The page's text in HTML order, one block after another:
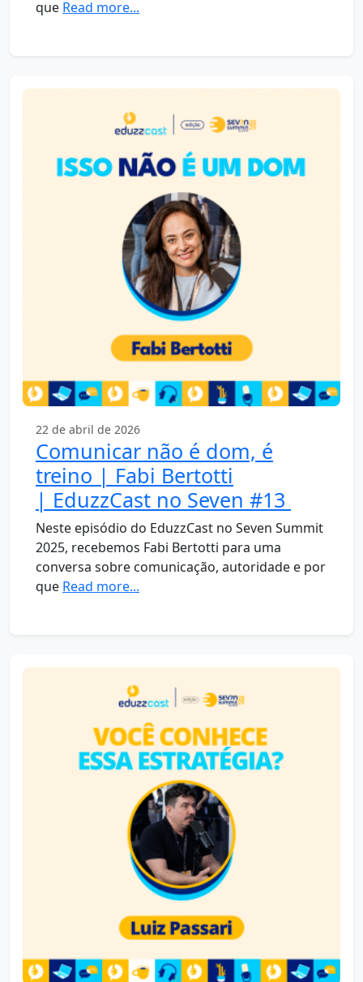
que Read more...
22 de abril de 2026
Comunicar não é dom, é
treino | Fabi Bertotti
| EduzzCast no Seven #13
Neste episódio do EduzzCast no Seven Summit
2025, recebemos Fabi Bertotti para uma
conversa sobre comunicação, autoridade e por
que Read more...